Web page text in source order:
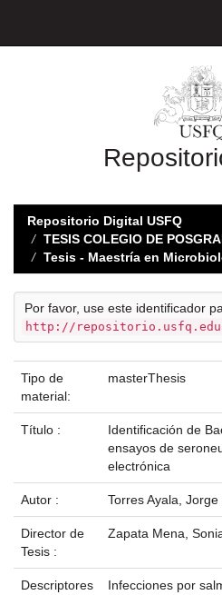
Repositorio Digital USFQ
TESIS COLEGIO DE
Tesis - Maestría en
Por favor, use este identificador
http://
Tipo de
material:
masterThesis
Título :
Identificación de
ensayos de
electrónica
Autor : Torres Ayala, Jorge
Director de
Tesis :
Zapata Mena,
Descriptores
Infecciones por